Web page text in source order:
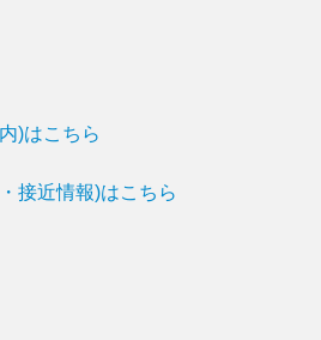
)はこちら
接近情報)はこちら